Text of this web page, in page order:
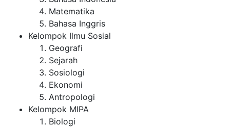
Matematika
Bahasa Inggris
Kelompok Ilmu Sosial
Geografi
Sejarah
Sosiologi
Ekonomi
Antropologi
Kelompok MIPA
Biologi